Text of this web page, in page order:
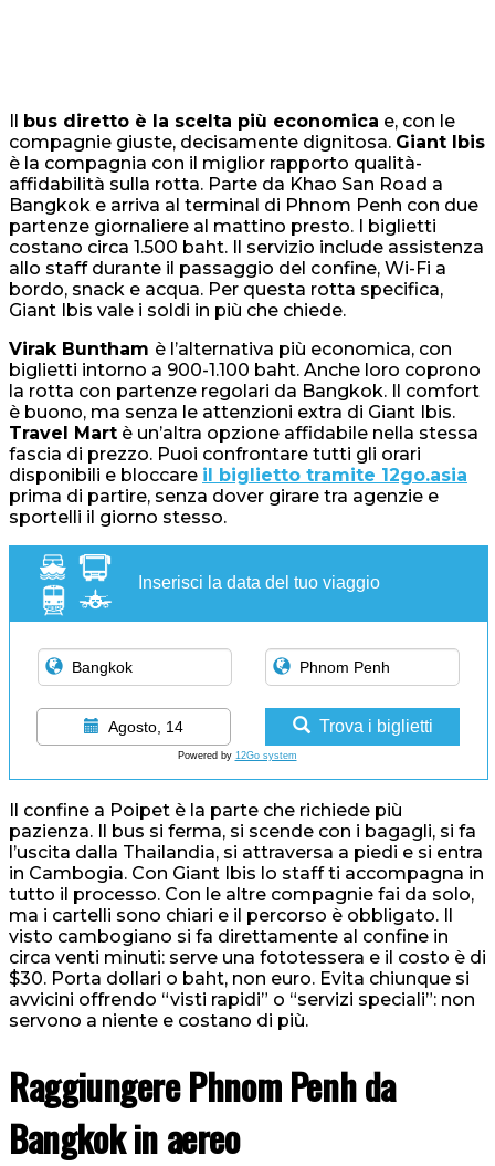
Il bus diretto è la scelta più economica e, con le
compagnie giuste, decisamente dignitosa. Giant Ibis
è la compagnia con il miglior rapporto qualità-
affidabilità sulla rotta. Parte da Khao San Road a
Bangkok e arriva al terminal di Phnom Penh con due
partenze giornaliere al mattino presto. I biglietti
costano circa 1.500 baht. Il servizio include assistenza
allo staff durante il passaggio del confine, Wi-Fi a
bordo, snack e acqua. Per questa rotta specifica,
Giant Ibis vale i soldi in più che chiede.
Virak Buntham è l’alternativa più economica, con
biglietti intorno a 900-1.100 baht. Anche loro coprono
la rotta con partenze regolari da Bangkok. Il comfort
è buono, ma senza le attenzioni extra di Giant Ibis.
Travel Mart è un’altra opzione affidabile nella stessa
fascia di prezzo. Puoi confrontare tutti gli orari
disponibili e bloccare il biglietto tramite 12go.asia
prima di partire, senza dover girare tra agenzie e
sportelli il giorno stesso.
Inserisci la data del tuo viaggio
Agosto, 14 Trova i biglietti
Powered by 12Go system
Il confine a Poipet è la parte che richiede più
pazienza. Il bus si ferma, si scende con i bagagli, si fa
l’uscita dalla Thailandia, si attraversa a piedi e si entra
in Cambogia. Con Giant Ibis lo staff ti accompagna in
tutto il processo. Con le altre compagnie fai da solo,
ma i cartelli sono chiari e il percorso è obbligato. Il
visto cambogiano si fa direttamente al confine in
circa venti minuti: serve una fototessera e il costo è di
$30. Porta dollari o baht, non euro. Evita chiunque si
avvicini offrendo “visti rapidi” o “servizi speciali”: non
servono a niente e costano di più.
Raggiungere Phnom Penh da
Bangkok in aereo